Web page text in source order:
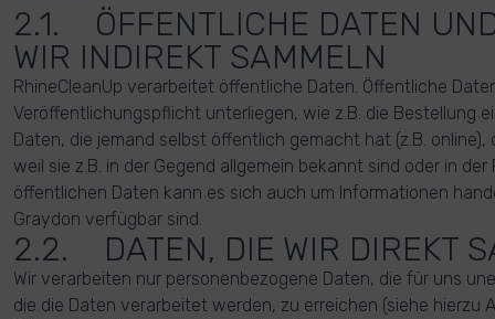
2.1. ÖFFENTLICHE DATEN
WIR INDIREKT SAMMELN
RhineCleanUp verarbeitet öffentliche Daten. Öffentliche
Veröffentlichungspflicht unterliegen, wie z.B. die Bestellung
Daten, die jemand selbst öffentlich gemacht hat (z.B.
weil sie z.B. in der Gegend allgemein bekannt sind oder in
öffentlichen Daten kann es sich auch um Informationen
Graydon verfügbar sind.
2.2. DATEN, DIE WIR DIREKT
Wir verarbeiten nur personenbezogene Daten, die für uns
die die Daten verarbeitet werden, zu erreichen (siehe hierzu